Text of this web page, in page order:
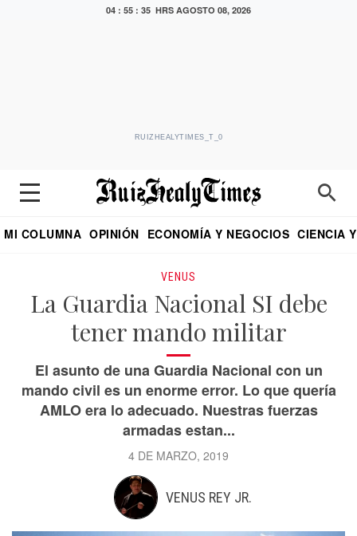
04 : 55 : 36 HRS AGOSTO 08, 2026
RUIZHEALYTIMES_T_0
MI COLUMNA OPINIÓN ECONOMÍA Y NEGOCIOS CIENCIA
VENUS
La Guardia Nacional SI debe
tener mando militar
El asunto de una Guardia Nacional con un
mando civil es un enorme error. Lo que quería
AMLO era lo adecuado. Nuestras fuerzas
armadas estan...
4 DE MARZO, 2019
VENUS REY JR.